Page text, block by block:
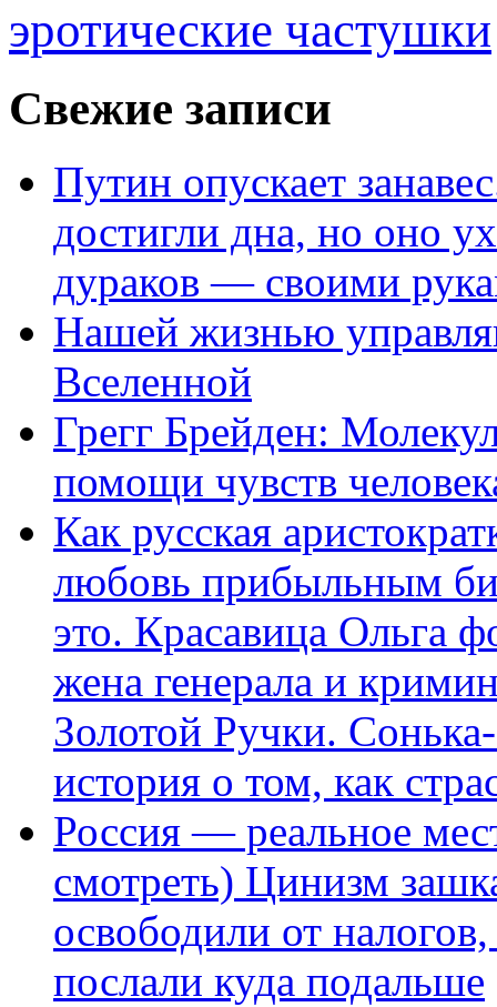
эротические частушки
Свежие записи
Путин опускает
достигли дна, но оно
дураков — своими
Нашей жизнью
Вселенной
Грегг Брейден:
помощи чувств
Как русская
любовь прибыльным
это. Красавица Ольга
жена генерала и
Золотой Ручки.
история о том, как
Россия — реальное
смотреть) Цинизм
освободили от
послали куда подальше